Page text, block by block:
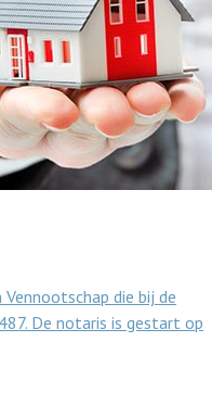
die bij de
De notaris is gestart op